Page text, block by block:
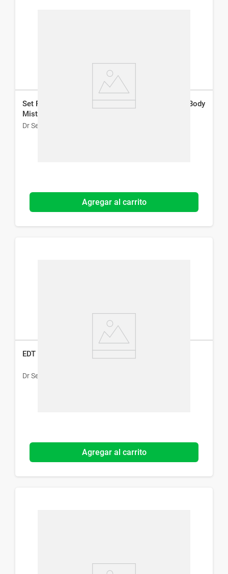
Set Rain Gel Amanecer Zen Gel Ducha x 260 g + Body
Mist x 120 ml
Dr Selby
Agregar al carrito
EDT Dr. Selby Make It Fun Flashy x 45 ml
Dr Selby
Agregar al carrito